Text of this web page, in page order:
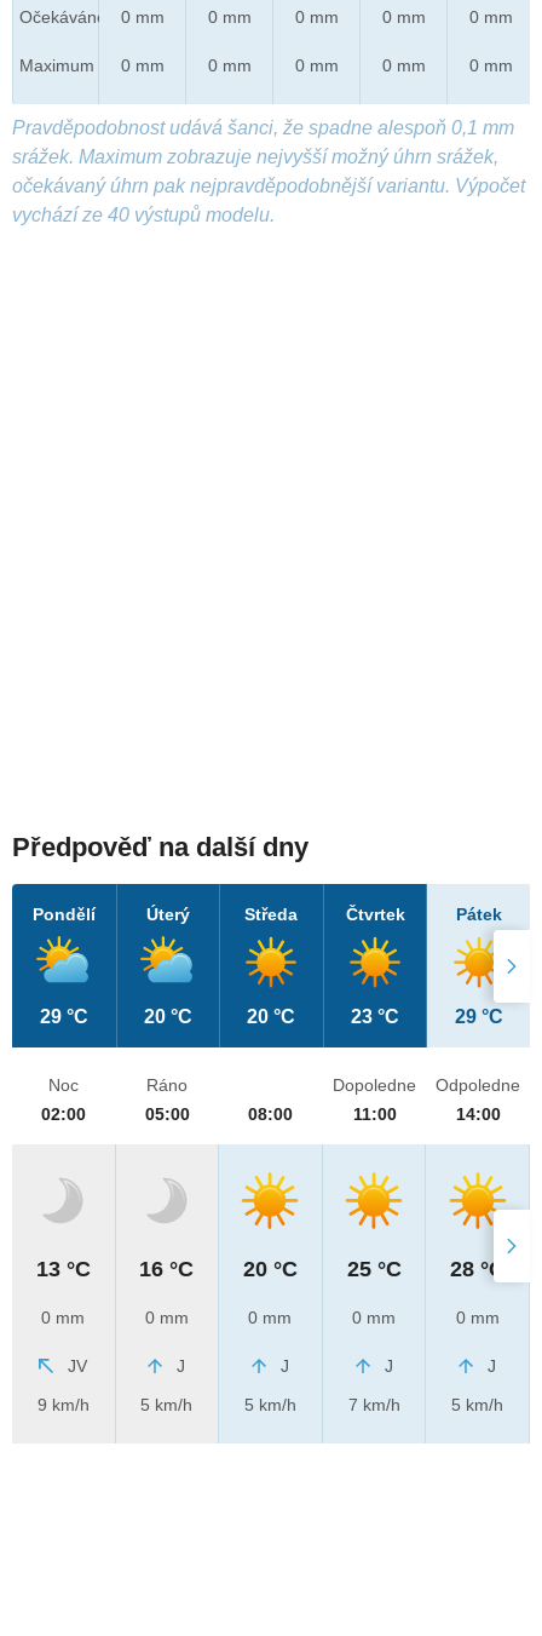
Očekáváno
Maximum
0 mm
0 mm
0 mm
0 mm
0 mm
0 mm
0 mm
0 mm
0 mm
0 mm
Pravděpodobnost udává šanci, že spadne alespoň 0,1 mm
srážek. Maximum zobrazuje nejvyšší možný úhrn srážek,
očekávaný úhrn pak nejpravděpodobnější variantu. Výpočet
vychází ze 40 výstupů modelu.
Předpověď na další dny
Pondělí
29 °C
Úterý
20 °C
Středa
20 °C
Čtvrtek
23 °C
Pátek
29 °C
Noc
02:00
13 °C
0 mm
JV
9 km/h
Ráno
05:00
16 °C
0 mm
J
5 km/h
08:00
20 °C
0 mm
J
5 km/h
Dopoledne
11:00
25 °C
0 mm
J
7 km/h
Odpoledne
14:00
28 °C
0 mm
J
5 km/h